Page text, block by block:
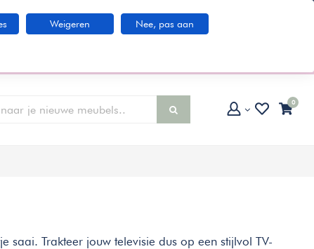
0
saai. Trakteer jouw televisie dus op een stijlvol TV-
Weigeren Nee, pas aan